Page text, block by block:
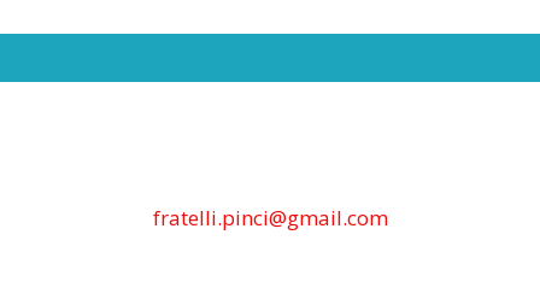
fratelli.pinci@gmail.com